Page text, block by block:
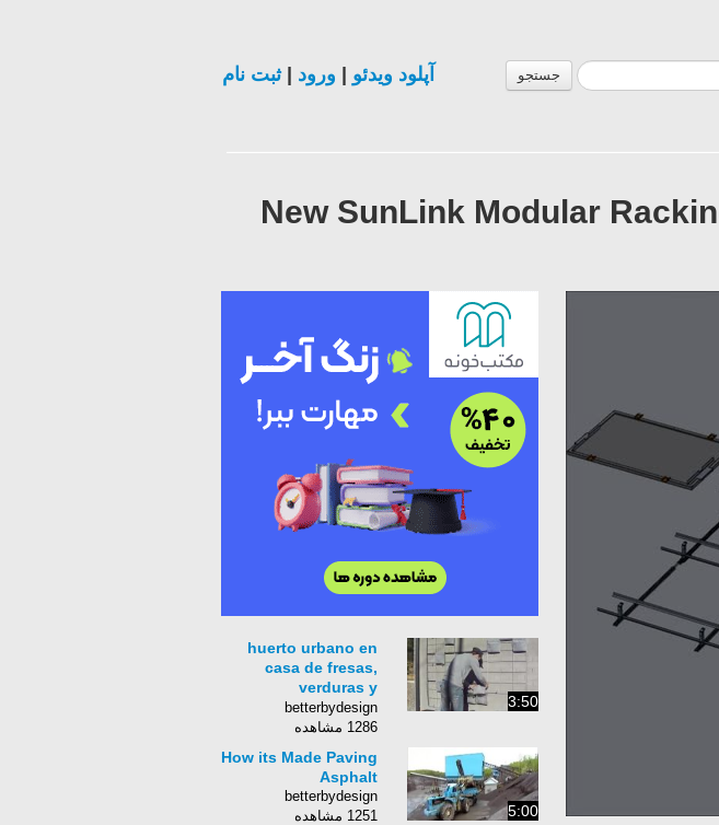
جستجو آپلود ویدئو ورود |ثبت نام
New SunLink Modular
3:50
huerto urbano en
casa de fresas,
verduras y
aromaticas
betterbydesign
1286 مشاهده
5:00
How its Made Paving
Asphalt
betterbydesign
1251 مشاهده